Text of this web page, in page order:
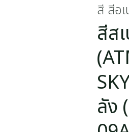
สี สีอ
สีส
ลัง